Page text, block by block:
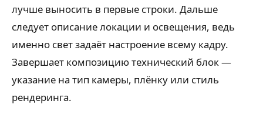
лучше выносить в первые строки. Дальше
следует описание локации и освещения, ведь
именно свет задаёт настроение всему кадру.
Завершает композицию технический блок —
указание на тип камеры, плёнку или стиль
рендеринга.